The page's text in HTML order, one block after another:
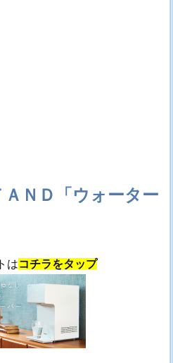
ＮＤ「ウォーター
はコチラをタップ